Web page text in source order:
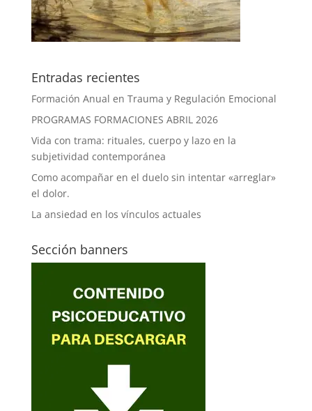
Entradas recientes
Formación Anual en Trauma y Regulación Emocional
PROGRAMAS FORMACIONES ABRIL 2026
Vida con trama: rituales, cuerpo y lazo en la
subjetividad contemporánea
Como acompañar en el duelo sin intentar «arreglar»
el dolor.
La ansiedad en los vínculos actuales
Sección banners